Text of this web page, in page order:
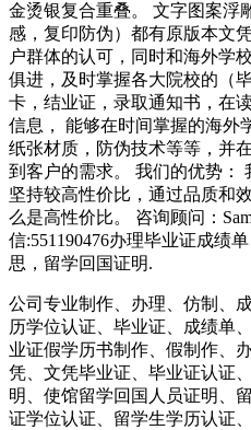
金烫银复合重叠。 文字图案浮
感，复印防伪）都有原版本文
户群体的认可，同时和海外学
俱进，及时掌握各大院校的（
卡，结业证，录取通知书，在
信息， 能够在时间掌握的海外
纸张材质，防伪技术等等，并
到客户的需求。 我们的优势：
坚持较高性价比，通过品质和
么是高性价比。 咨询顾问：
信:551190476办理毕业证成绩
思，留学回国证明.
公司专业制作、办理、仿制、
历学位认证、毕业证、成绩单
业证假学历书制作、假制作、
凭、文凭毕业证、毕业证认证
明、使馆留学回国人员证明、
证学位认证、留学生学历认证